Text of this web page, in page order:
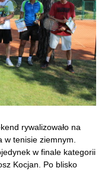
rywalizowało na
tenisie ziemnym.
w finale kategorii
Kocjan. Po blisko